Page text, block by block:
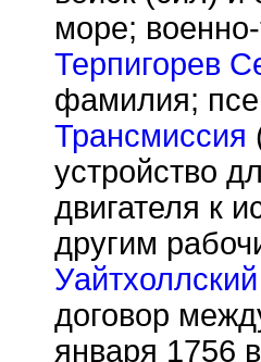
море;
Терпигорев
фамилия;
Трансмиссия
устройство
двигателя к
другим
договор
января 1756